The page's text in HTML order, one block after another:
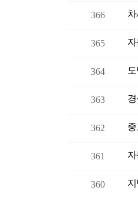
366
365
364
363
362
361
360